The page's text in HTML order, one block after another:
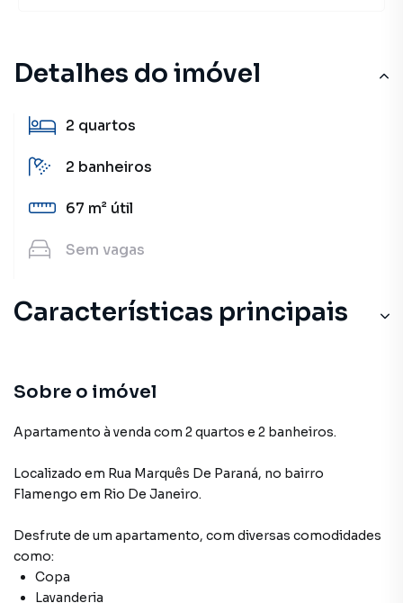
Detalhes do imóvel
2 quartos
2 banheiros
67 m² útil
Sem vagas
Características principais
Sobre o imóvel
Apartamento à venda com 2 quartos e 2 banheiros.
Localizado em Rua Marquês De Paraná, no bairro
Flamengo em Rio De Janeiro.
Desfrute de um apartamento, com diversas comodidades
como:
Copa
Lavanderia